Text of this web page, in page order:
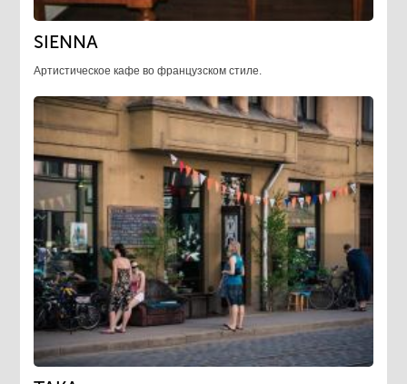
SIENNA
Артистическое кафе во французском стиле.